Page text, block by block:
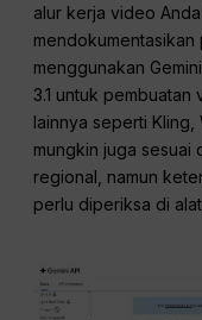
alur kerja video
mendokumentasikan
menggunakan
3.1 untuk
lainnya seperti Kling,
mungkin juga sesuai
regional, namun
perlu diperiksa di